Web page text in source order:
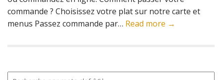
commande ? Choisissez votre plat sur notre carte et
menus Passez commande par… Read more →